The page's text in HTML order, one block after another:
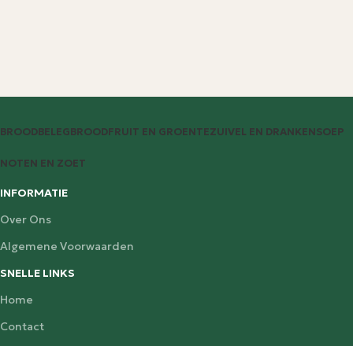
BROODBELEGBROODFRUIT EN GROENTEZUIVEL EN DRANKENSOEP
NOTEN EN ZOET
INFORMATIE
Over Ons
Algemene Voorwaarden
SNELLE LINKS
Home
Contact